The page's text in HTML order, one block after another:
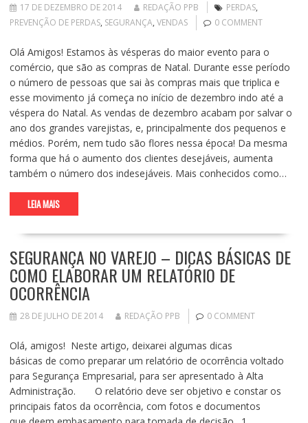
17 DE DEZEMBRO DE 2014 REDAÇÃO PPB PERDAS,
PREVENÇÃO DE PERDAS, SEGURANÇA, VENDAS 0 COMMENT
Olá Amigos! Estamos às vésperas do maior evento para o
comércio, que são as compras de Natal. Durante esse período
o número de pessoas que sai às compras mais que triplica e
esse movimento já começa no início de dezembro indo até a
véspera do Natal. As vendas de dezembro acabam por salvar o
ano dos grandes varejistas, e, principalmente dos pequenos e
médios. Porém, nem tudo são flores nessa época! Da mesma
forma que há o aumento dos clientes desejáveis, aumenta
também o número dos indesejáveis. Mais conhecidos como…
LEIA MAIS
SEGURANÇA NO VAREJO – DICAS BÁSICAS DE
COMO ELABORAR UM RELATÓRIO DE
OCORRÊNCIA
28 DE JULHO DE 2014 REDAÇÃO PPB 0 COMMENT
Olá, amigos! Neste artigo, deixarei algumas dicas
básicas de como preparar um relatório de ocorrência voltado
para Segurança Empresarial, para ser apresentado à Alta
Administração. O relatório deve ser objetivo e constar os
principais fatos da ocorrência, com fotos e documentos